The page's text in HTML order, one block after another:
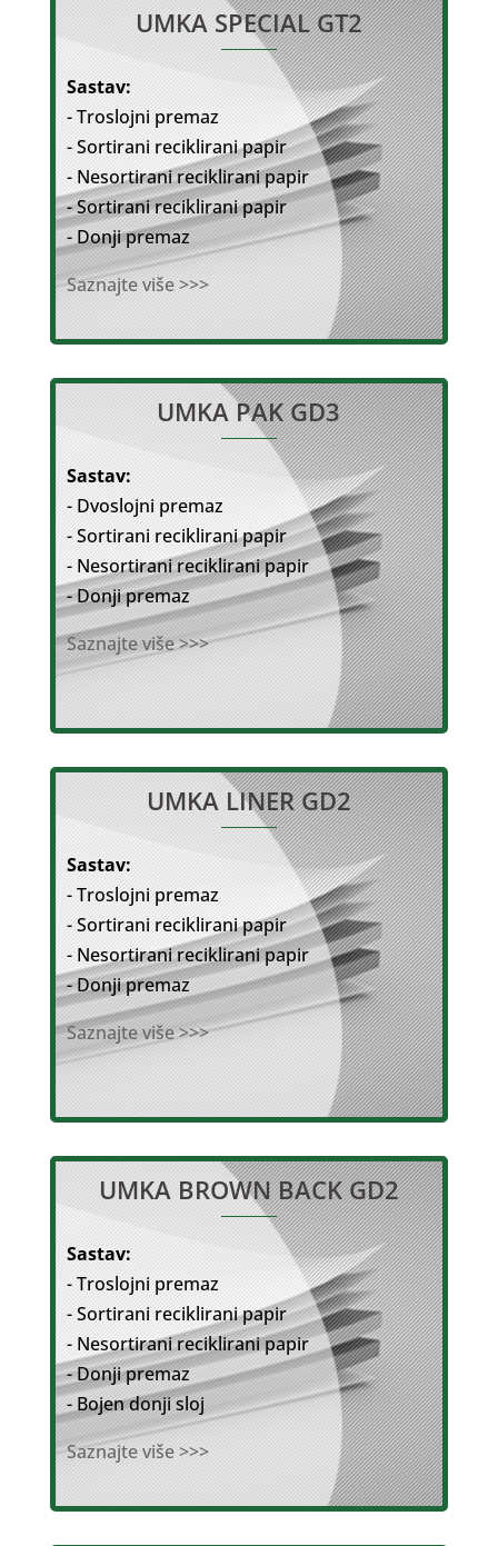
UMKA SPECIAL GT2
Sastav:
- Troslojni premaz
- Sortirani reciklirani papir
- Nesortirani reciklirani papir
- Sortirani reciklirani papir
- Donji premaz
Saznajte više >>>
UMKA PAK GD3
Sastav:
- Dvoslojni premaz
- Sortirani reciklirani papir
- Nesortirani reciklirani papir
- Donji premaz
Saznajte više >>>
UMKA LINER GD2
Sastav:
- Troslojni premaz
- Sortirani reciklirani papir
- Nesortirani reciklirani papir
- Donji premaz
Saznajte više >>>
UMKA BROWN BACK GD2
Sastav:
- Troslojni premaz
- Sortirani reciklirani papir
- Nesortirani reciklirani papir
- Donji premaz
- Bojen donji sloj
Saznajte više >>>